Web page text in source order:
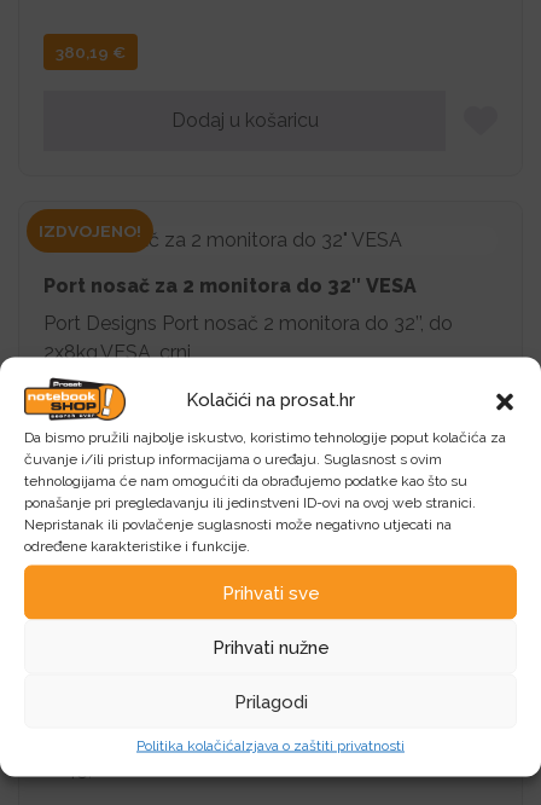
Kolačići na prosat.hr
Da bismo pružili najbolje iskustvo, koristimo tehnologije poput kolačića za
čuvanje i/ili pristup informacijama o uređaju. Suglasnost s ovim
tehnologijama će nam omogućiti da obrađujemo podatke kao što su
ponašanje pri pregledavanju ili jedinstveni ID-ovi na ovoj web stranici.
Nepristanak ili povlačenje suglasnosti može negativno utjecati na
određene karakteristike i funkcije.
Prihvati sve
Prihvati nužne
Prilagodi
Politika kolačićaIzjava o zaštiti privatnosti
380,19 €
Dodaj u košaricu
IZDVOJENO!
Port nosač za 2 monitora do 32″ VESA
Port Designs Port nosač 2 monitora do 32’’, do
2x8kg,VESA, crni
95,00€
Dodaj u košaricu
AOC AOC Q27U3CV, 27″, QHD, HDMI, DP, USB-C,